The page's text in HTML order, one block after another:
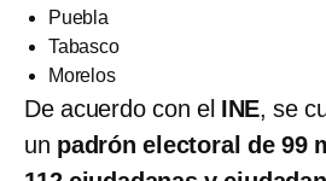
Puebla
Tabasco
Morelos
De acuerdo con el INE, se
un padrón electoral de 99